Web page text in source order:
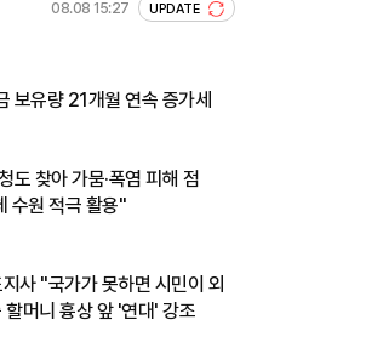
08.08 15:27 UPDATE
보유량 21개월 연속 증가세
도 찾아 가뭄·폭염 피해 점
수원 적극 활용"
사 "국가가 못하면 시민이 외
할머니 흉상 앞 '연대' 강조